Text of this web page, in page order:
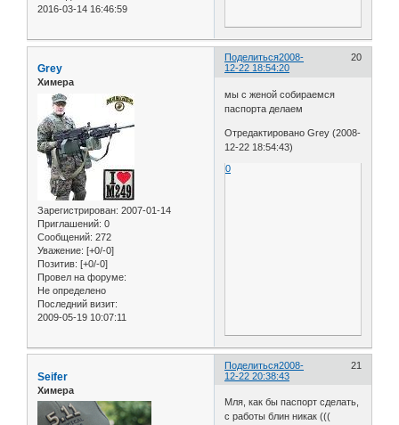
2016-03-14 16:46:59
Поделиться 20
2008-
12-22 18:54:20
Grey
Химера
Зарегистрирован: 2007-01-14
Приглашений: 0
Сообщений: 272
Уважение: [+0/-0]
Позитив: [+0/-0]
Провел на форуме:
Не определено
Последний визит:
2009-05-19 10:07:11
мы с женой собираемся
паспорта делаем
Отредактировано Grey (2008-
12-22 18:54:43)
0
Поделиться 21
2008-
12-22 20:38:43
Seifer
Химера
Мля, как бы паспорт сделать,
с работы блин никак (((